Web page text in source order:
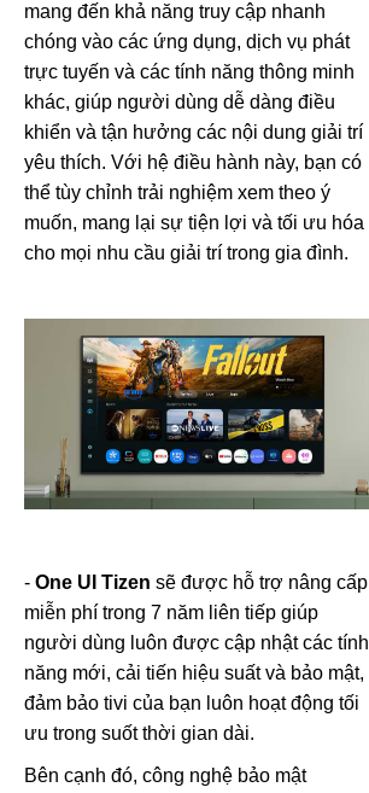
mang đến khả năng truy cập nhanh
chóng vào các ứng dụng, dịch vụ phát
trực tuyến và các tính năng thông minh
khác, giúp người dùng dễ dàng điều
khiển và tận hưởng các nội dung giải trí
yêu thích. Với hệ điều hành này, bạn có
thể tùy chỉnh trải nghiệm xem theo ý
muốn, mang lại sự tiện lợi và tối ưu hóa
cho mọi nhu cầu giải trí trong gia đình.
- One UI Tizen sẽ được hỗ trợ nâng cấp
miễn phí trong 7 năm liên tiếp giúp
người dùng luôn được cập nhật các tính
năng mới, cải tiến hiệu suất và bảo mật,
đảm bảo tivi của bạn luôn hoạt động tối
ưu trong suốt thời gian dài.
Bên cạnh đó, công nghệ bảo mật